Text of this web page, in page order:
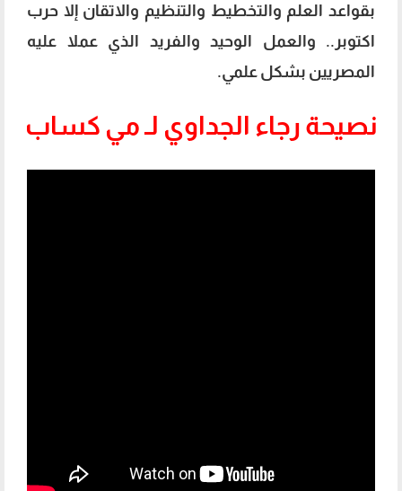
بقواعد العلم والتخطيط والتنظيم والاتقان إلا حرب
اكتوبر.. والعمل الوحيد والفريد الذي عملا عليه
المصريين بشكل علمي.
نصيحة رجاء الجداوي لـ مي كساب